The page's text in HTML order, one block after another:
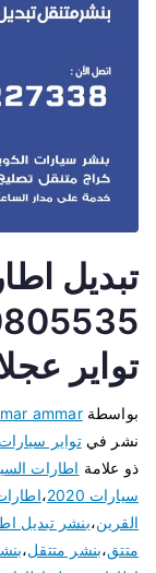
تبديل
تواير
بواسطةammar
نشر فيتواير سيارات
ذو علامة اطارات
سيارات 2020
،
القرين،بنشر تبديل
متتق،بنشر متتقل،